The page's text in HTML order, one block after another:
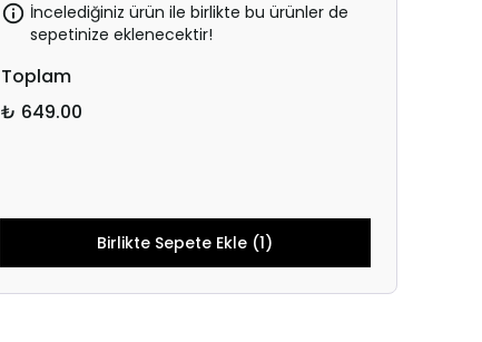
İncelediğiniz ürün ile birlikte bu ürünler de
sepetinize eklenecektir!
Toplam
₺ 649.00
Birlikte Sepete Ekle (1)